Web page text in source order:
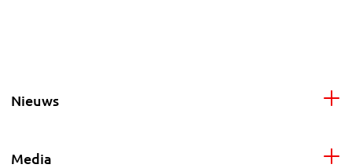
Nieuws
Media